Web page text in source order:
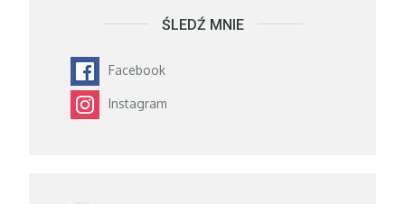
ŚLEDŹ MNIE
Facebook
Instagram